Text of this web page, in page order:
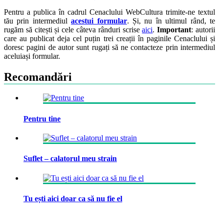
Pentru a publica în cadrul Cenaclului WebCultura trimite-ne textul
tău prin intermediulacestui formular. Și, nu în ultimul rând, te
rugăm să citești și cele câteva rânduri scriseaici.Important: autorii
care au publicat deja cel puțin trei creații în paginile Cenaclului și
doresc pagini de autor sunt rugați să ne contacteze prin intermediul
aceluiași formular.
Recomandări
Pentru tine
Suflet – calatorul meu strain
Tu ești aici doar ca să nu fie el